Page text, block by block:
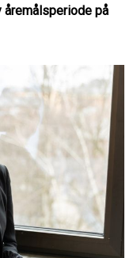
åremålsperiode på